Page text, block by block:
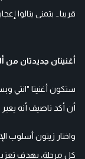
قريبا… بتمنى ينالوا
أغنيتان جديدتان من
ستكون أغنيتا "انتي
أن أكد ناصيف أنه
واختار زيتون أسلوب
كل مرحلة، بهدف